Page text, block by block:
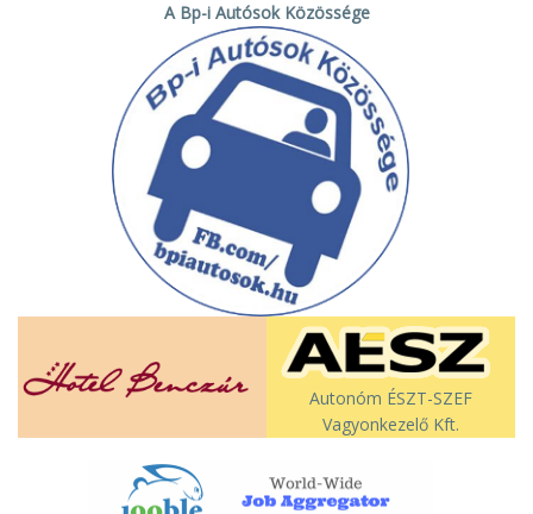
A Bp-i Autósok Közössége
Autonóm ÉSZT-SZEF
Vagyonkezelő Kft.